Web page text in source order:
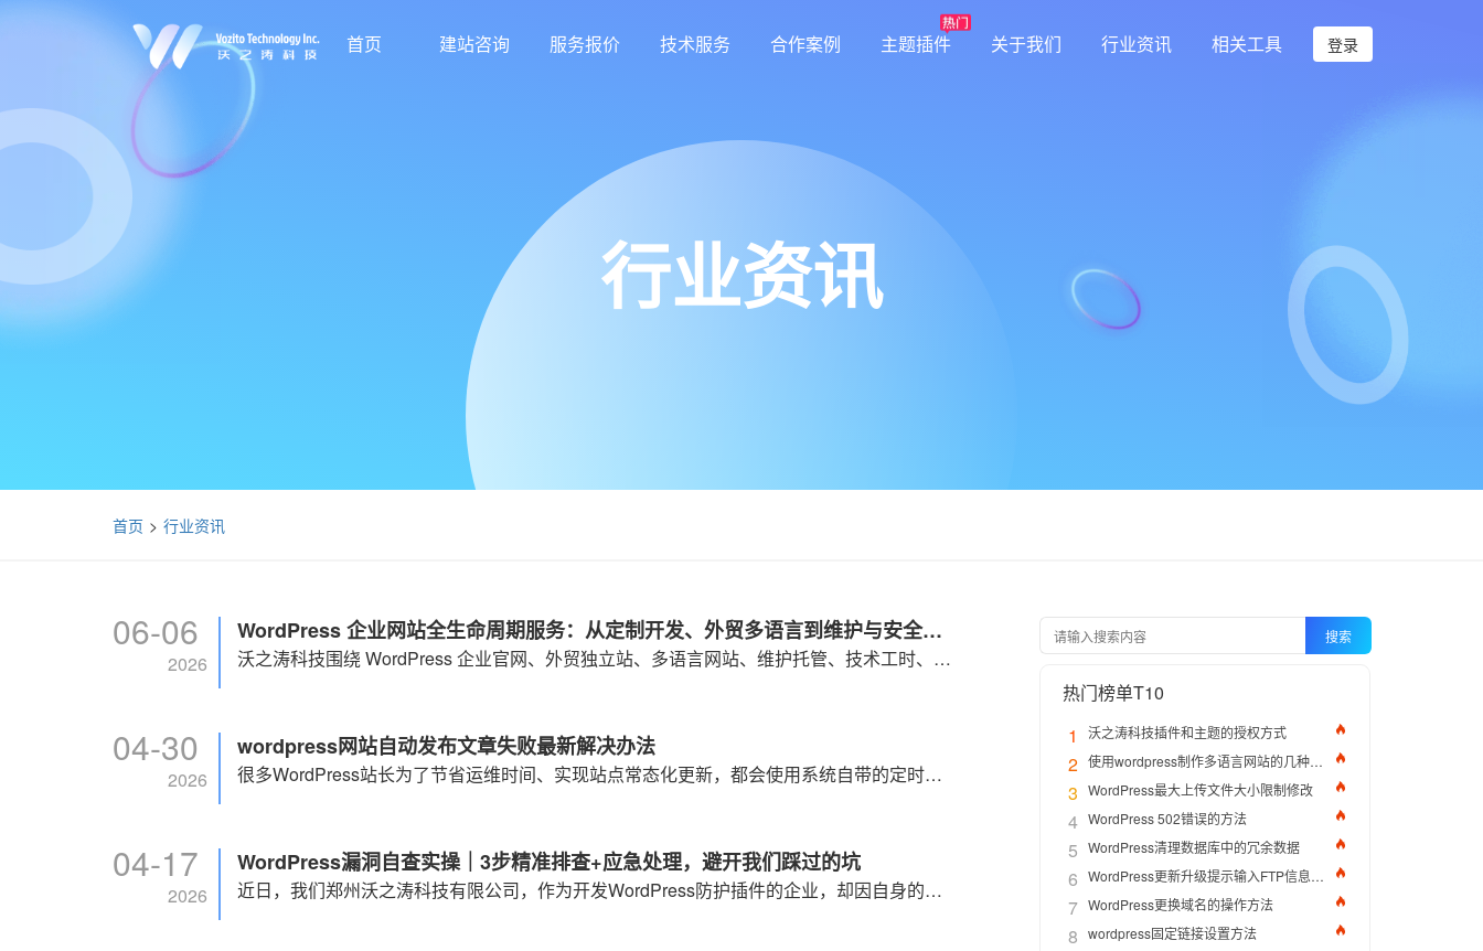
首页 建站咨询 服务报价 技术服务 合作案例 主题插件 关于我们 行业资讯 相关工具 登录
行业资讯
首页 行业资讯
06-06
2026
WordPress 企业网站全生命周期服务：从定制开发、外贸多语言到维护与安全修复
沃之涛科技围绕 WordPress 企业官网、外贸独立站、多语言网站、维护托管、技术工时、安全修复与自研插件，提供从建站到长期运营的一体化 WordPress 技术服务方案。
04-30
2026
wordpress网站自动发布文章失败最新解决办法
很多WordPress站长为了节省运维时间、实现站点常态化更新，都会使用系统自带的定时发文功能、第三方自动发文插件批量更新文章。但在网站运营过程中，经常会遇到自动发布文章失败、定时发文错过时间、插件自动发文无响应、后台提示发布失败等问题。
04-17
2026
WordPress漏洞自查实操｜3步精准排查+应急处理，避开我们踩过的坑
近日，我们郑州沃之涛科技有限公司，作为开发WordPress防护插件的企业，却因自身的疏忽——关闭了自研【WordPressSEO合集插件】中的「WP 用户漏洞修复」功能，未及时自查，收到了网安部门的漏洞整改通知。这份通报给我们敲响了警钟，也让我们深刻意识到：很多站长和我们一样，只知道“要自查漏洞”，却不知道“怎么查才全面”“查完有漏洞该怎么办”。
搜索文章 搜索
热门榜单T10
1
沃之涛科技插件和主题的授权方式
2 使用wordpress制作多语言网站的几种方法
3 WordPress最大上传文件大小限制修改
4 WordPress 502错误的方法
5 WordPress清理数据库中的冗余数据
6 WordPress更新升级提示输入FTP信息的解决办法
7 WordPress更换域名的操作方法
8 wordpress固定链接设置方法